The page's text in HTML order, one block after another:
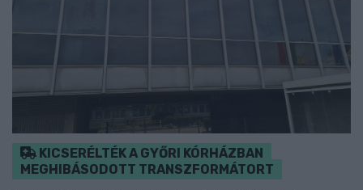
KICSERÉLTÉK A GYŐRI KÓRHÁZBAN
MEGHIBÁSODOTT TRANSZFORMÁTORT